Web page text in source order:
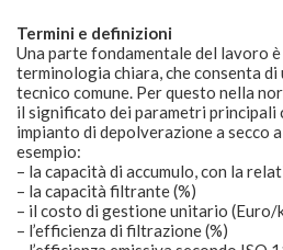
Termini e definizioni
Una parte fondamentale del lavoro
terminologia chiara, che consenta
tecnico comune. Per questo nella
il significato dei parametri principali
impianto di depolverazione a secco
esempio:
– la capacità di accumulo, con la
– la capacità filtrante (%)
– il costo di gestione unitario (Euro/
– l’efficienza di filtrazione (%)